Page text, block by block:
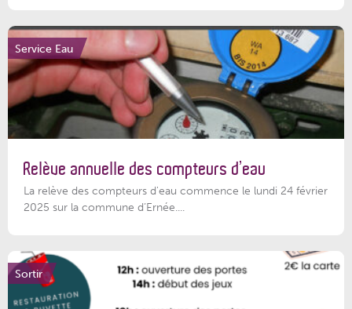
Service Eau
Relève annuelle des compteurs d’eau
La relève des compteurs d'eau commence le lundi 24 février
2025 sur la commune d’Ernée....
Sortir